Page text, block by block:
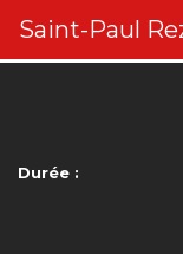
Saint-Paul
Durée :